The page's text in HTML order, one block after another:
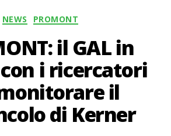
Categorie
NEWS PROMONT
il GAL in
i ricercatori
il
di Kerner